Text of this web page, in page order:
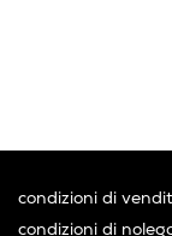
condizioni di
condizioni di